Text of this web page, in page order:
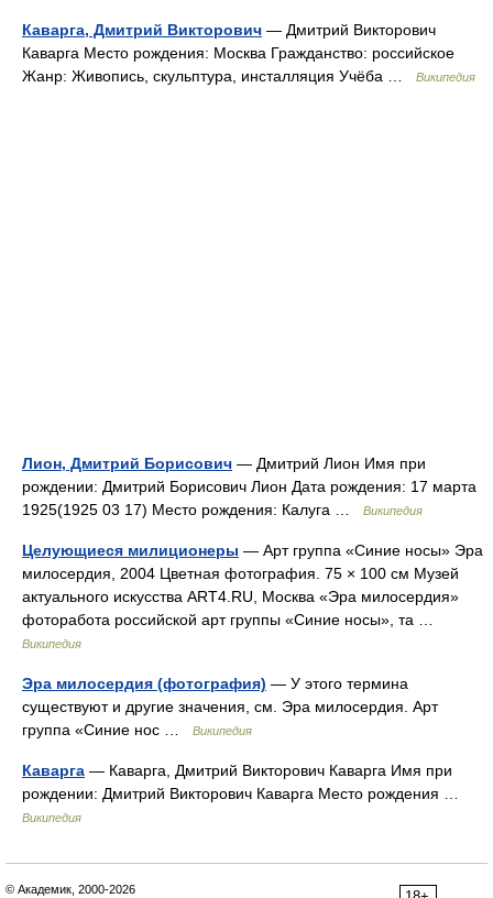
Каварга, Дмитрий Викторович — Дмитрий Викторович
Каварга Место рождения: Москва Гражданство: российское
Жанр: Живопись, скульптура, инсталляция Учёба …
Википедия
Лион, Дмитрий Борисович — Дмитрий Лион Имя при
рождении: Дмитрий Борисович Лион Дата рождения: 17 марта
1925(1925 03 17) Место рождения: Калуга …
Википедия
Целующиеся милиционеры — Арт группа «Синие носы» Эра
милосердия, 2004 Цветная фотография. 75 × 100 см Музей
актуального искусства ART4.RU, Москва «Эра милосердия»
фоторабота российской арт группы «Синие носы», та …
Википедия
Эра милосердия (фотография) — У этого термина
существуют и другие значения, см. Эра милосердия. Арт
группа «Синие нос …
Википедия
Каварга — Каварга, Дмитрий Викторович Каварга Имя при
рождении: Дмитрий Викторович Каварга Место рождения …
Википедия
© Академик, 2000-2026